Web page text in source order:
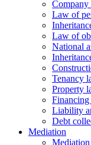
Company
Law of
Law of
National
Tenancy
Property
Financing
Liability
Debt
Mediation